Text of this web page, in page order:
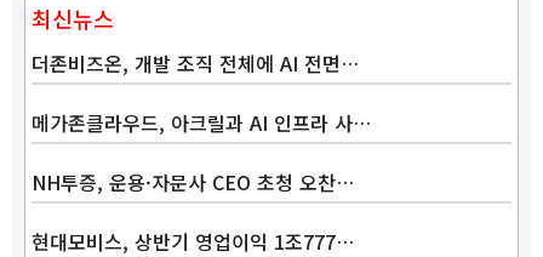
최신뉴스
더존비즈온, 개발 조직 전체에 AI 전면…
메가존클라우드, 아크릴과 AI 인프라 사…
NH투증, 운용·자문사 CEO 초청 오찬…
현대모비스, 상반기 영업이익 1조777…